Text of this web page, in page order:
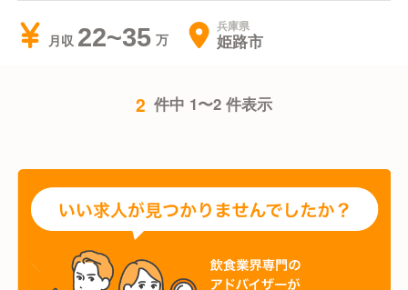
月収 22~35 兵庫県
姫路市
2 件中 1〜2 件表示